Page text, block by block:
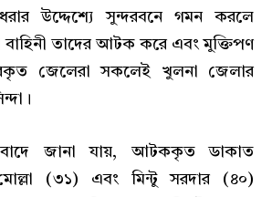
উদ্দেশ্যে সুন্দরবনে গমন করলে
বাহিনী তাদের আটক করে এবং মুক্তিপণ
জেলেরা সকলেই খুলনা জেলার
জানা যায়, আটককৃত ডাকাত
(৩১) এবং মিন্টু সরদার (৪০)